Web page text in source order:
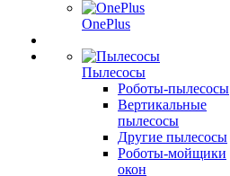
OnePlus
Пылесосы
Роботы-пылесосы
Вертикальные
пылесосы
Другие пылесосы
Роботы-мойщики
окон